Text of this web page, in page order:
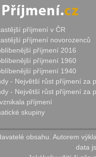
příjmení v ČR
příjmení novorozenců
příjmení 2016
příjmení 1960
příjmení 1940
- Největší růst příjmení za
- Největší růst příjmení za
příjmení
skupiny
obsahu. Autorem
data